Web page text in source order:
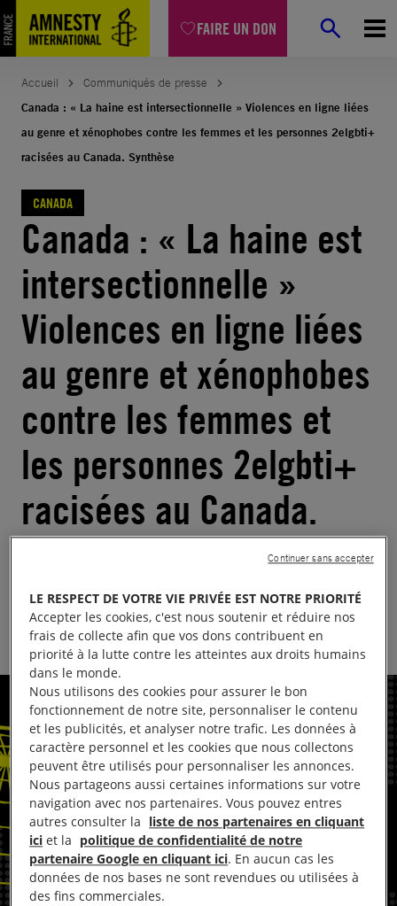
FAIRE UN DON
Aller
au
contenu
Accueil
Communiqués de presse
Canada : « La haine est intersectionnelle » Violences en ligne liées
au genre et xénophobes contre les femmes et les personnes 2elgbti+
racisées au Canada. Synthèse
CANADA
Canada : « La haine est
intersectionnelle »
Violences en ligne liées
au genre et xénophobes
contre les femmes et
les personnes 2elgbti+
racisées au Canada.
Synthèse
CANADA
JUSTICE DE GENRE JUSTICE RACIALE
LE RESPECT DE VOTRE VIE PRIVÉE EST NOTRE PRIORITÉ
Accepter les cookies, c'est nous soutenir et réduire nos
frais de collecte afin que vos dons contribuent en
priorité à la lutte contre les atteintes aux droits humains
dans le monde.
Nous utilisons des cookies pour assurer le bon
fonctionnement de notre site, personnaliser le contenu
et les publicités, et analyser notre trafic. Les données à
caractère personnel et les cookies que nous collectons
peuvent être utilisés pour personnaliser les annonces.
Nous partageons aussi certaines informations sur votre
navigation avec nos partenaires. Vous pouvez entres
autres consulter la liste de nos partenaires en cliquant
ici et la politique de confidentialité de notre
partenaire Google en cliquant ici. En aucun cas les
données de nos bases ne sont revendues ou utilisées à
des fins commerciales.
Continuer sans accepter